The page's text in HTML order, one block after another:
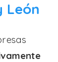
León